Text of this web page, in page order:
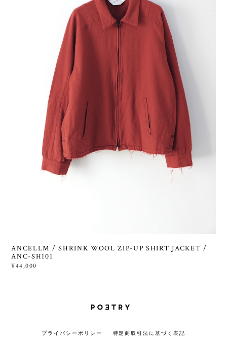
ANCELLM / SHRINK WOOL ZIP-UP SHIRT JACKET /
ANC-SH101
¥44,000
プライバシーポリシー 特定商取引法に基づく表記